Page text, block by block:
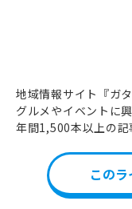
地域情報サイト『ガ
グルメやイベントに
年間1,500本以上の
この